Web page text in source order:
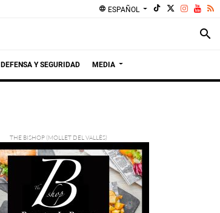
language ESPAÑOL
search
DEFENSA Y SEGURIDAD MEDIA